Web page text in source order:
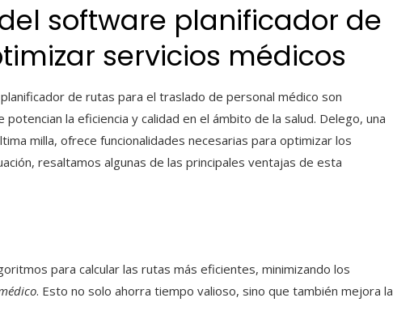
software planificador de
servicios médicos
de rutas para el traslado de personal médico son
la eficiencia y calidad en el ámbito de la salud. Delego, una
milla, ofrece funcionalidades necesarias para optimizar los
resaltamos algunas de las principales ventajas de esta
para calcular las rutas más eficientes, minimizando los
. Esto no solo ahorra tiempo valioso, sino que también mejora la